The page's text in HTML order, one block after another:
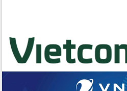
Đẩy mạnh cải cách hành chính, quyết
tâm đạt được mục tiêu tăng trưởng
hai con số trong năm 2026
Tổ chức trang trọng Lễ hội Đền thờ
Lương Văn Chánh năm 2026